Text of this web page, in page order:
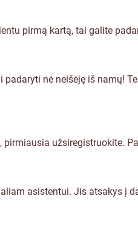
pirmą kartą, tai galite
nė neišėję iš namų!
užsiregistruokite.
asistentui. Jis atsakys į